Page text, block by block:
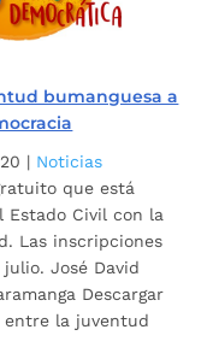
bumanguesa a
| Noticias
que está
Estado Civil con la
Las inscripciones
José David
Descargar
entre la juventud